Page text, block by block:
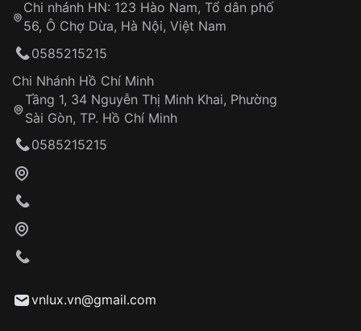
Từ khóa SEO:
Khách hàng kiểm tra và thanh toán trực tiếp
Từ khóa SEO:
Đảm bảo quyền lợi khách hàng
Đồng hành cùng khách hàng trong suốt quá
trình sử dụng
Chi nhánh HN: 123 Hào Nam, Tổ dân phố
56, Ô Chợ Dừa, Hà Nội, Việt Nam
0585215215
Chi Nhánh Hồ Chí Minh
Tầng 1, 34 Nguyễn Thị Minh Khai, Phường
Sài Gòn, TP. Hồ Chí Minh
0585215215
vnlux.vn@gmail.com